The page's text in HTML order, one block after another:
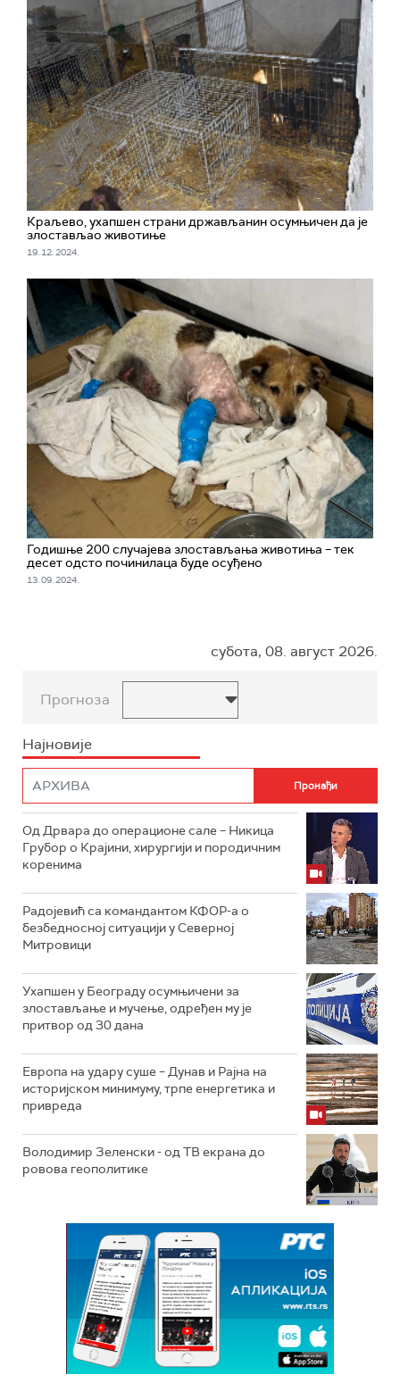
Краљево, ухапшен страни држављанин осумњичен да је
злостављао животиње
19. 12. 2024.
Годишње 200 случајева злостављања животиња – тек
десет одсто починилаца буде осуђено
13. 09. 2024.
субота, 08. август 2026.
Прогноза
Најновије
Од Дрвара до операционе сале – Никица
Грубор о Крајини, хирургији и породичним
коренима
Радојевић са командантом КФОР-а о
безбедносној ситуацији у Северној
Митровици
Ухапшен у Београду осумњичени за
злостављање и мучење, одређен му је
притвор од 30 дана
Европа на удару суше – Дунав и Рајна на
историјском минимуму, трпе енергетика и
привреда
Володимир Зеленски - од ТВ екрана до
ровова геополитике